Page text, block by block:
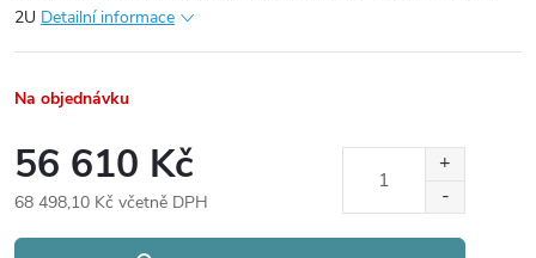
2U Detailní informace
Na objednávku
56 610 Kč
68 498,10 Kč včetně DPH